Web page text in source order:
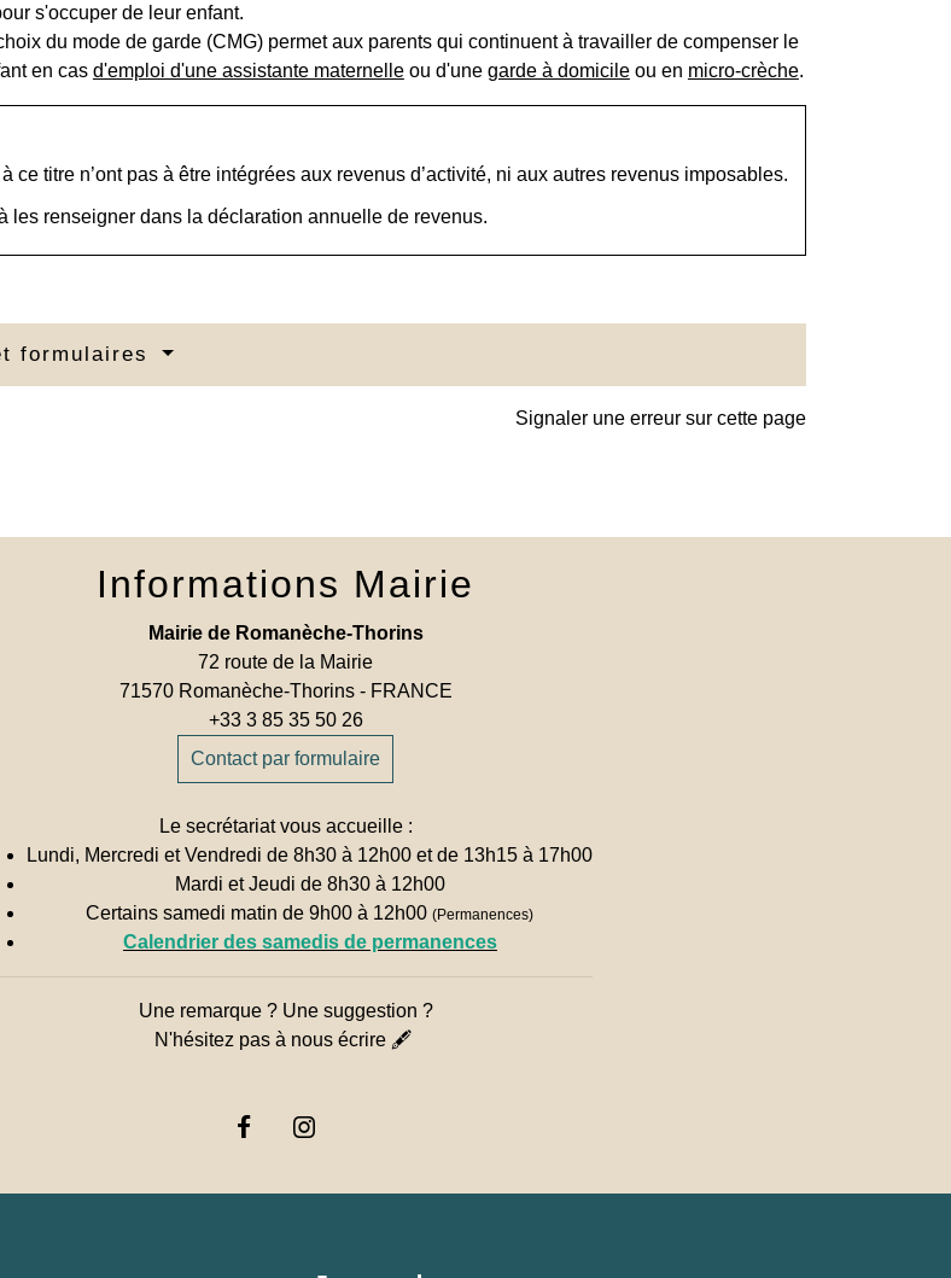
s'occuper de leur enfant.
du mode de garde (CMG) permet aux parents qui continuent à travailler de compenser le
en cas d'emploi d'une assistante maternelleou d'une garde à domicileou en micro-crèche.
ce titre n’ont pas à être intégrées aux revenus d’activité, ni aux autres revenus imposables.
les renseigner dans la déclaration annuelle de revenus.
formulaires
Signaler une erreur sur cette page
Informations Mairie
Mairie de Romanèche-Thorins
72 route de la Mairie
71570 Romanèche-Thorins - FRANCE
+33 3 85 35 50 26
Contact par formulaire
Le secrétariat vous accueille :
Lundi, Mercredi et Vendredi de 8h30 à 12h00 et de 13h15 à 17h00
Mardi et Jeudi de 8h30 à 12h00
Certains samedi matin de 9h00 à 12h00(Permanences)
Calendrier des samedis de permanences
Une remarque ? Une suggestion ?
N'hésitez pas à nous écrire 🖋